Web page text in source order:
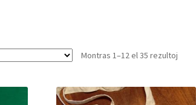
Montras 1–12 el 35 rezultoj